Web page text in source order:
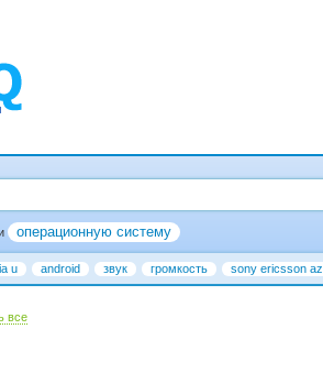
операционную систему
u android звук громкость sony ericsson
все